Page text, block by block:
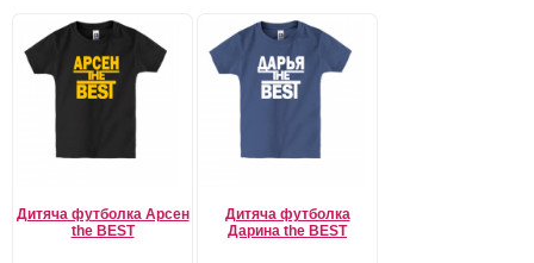
Дитяча футболка Арсен
the BEST
Дитяча футболка
Дарина the BEST